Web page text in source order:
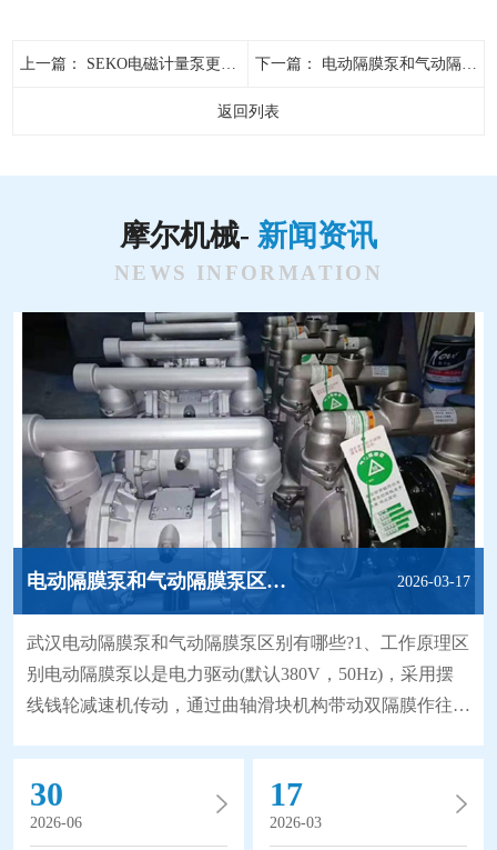
上一篇： SEKO电磁计量泵更换隔膜的流程分析 下一篇： 电动隔膜泵和气动隔膜泵区别有哪些?
返回列表
摩尔机械- 新闻资讯
NEWS INFORMATION
电动隔膜泵和气动隔膜泵区别有哪些? 2026-03-17
武汉电动隔膜泵和气动隔膜泵区别有哪些?1、工作原理区
别电动隔膜泵以是电力驱动(默认380V，50Hz)，采用摆
线钱轮减速机传动，通过曲轴滑块机构带动双隔膜作往复
展，大大地延长隔膜的使用寿命，因此被越来越广泛地替
代部分离心泵、螺杆泵来应用于石化、陶瓷、冶金等行
30
2026-06
17
2026-03